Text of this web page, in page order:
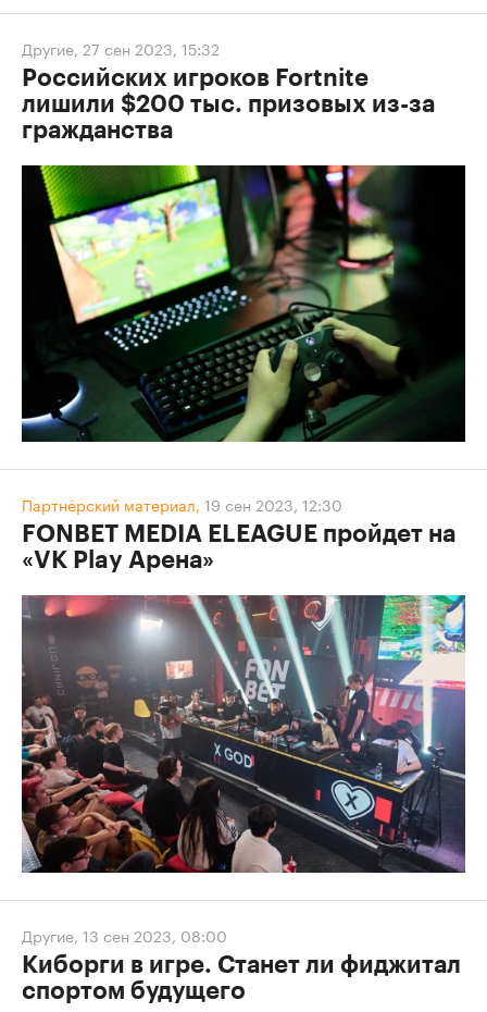
Другие, 27 сен 2023, 15:32
Российских игроков Fortnite
лишили $200 тыс. призовых из-за
гражданства
Партнёрский материал, 19 сен 2023, 12:30
FONBET MEDIA ELEAGUE пройдет на
«VK Play Арена»
Другие, 13 сен 2023, 08:00
Киборги в игре. Станет ли фиджитал
спортом будущего